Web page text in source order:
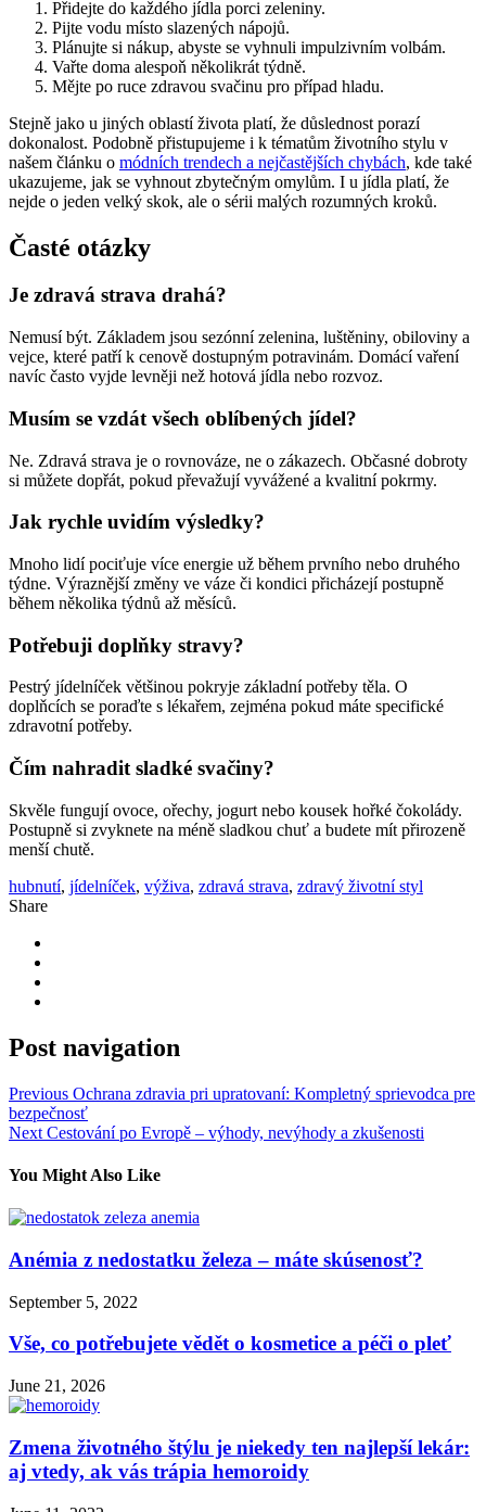
Přidejte do každého jídla porci zeleniny.
Pijte vodu místo slazených nápojů.
Plánujte si nákup, abyste se vyhnuli impulzivním volbám.
Vařte doma alespoň několikrát týdně.
Mějte po ruce zdravou svačinu pro případ hladu.
Stejně jako u jiných oblastí života platí, že důslednost porazí
dokonalost. Podobně přistupujeme i k tématům životního stylu v
našem článku o módních trendech a nejčastějších chybách, kde také
ukazujeme, jak se vyhnout zbytečným omylům. I u jídla platí, že
nejde o jeden velký skok, ale o sérii malých rozumných kroků.
Časté otázky
Je zdravá strava drahá?
Nemusí být. Základem jsou sezónní zelenina, luštěniny, obiloviny a
vejce, které patří k cenově dostupným potravinám. Domácí vaření
navíc často vyjde levněji než hotová jídla nebo rozvoz.
Musím se vzdát všech oblíbených jídel?
Ne. Zdravá strava je o rovnováze, ne o zákazech. Občasné dobroty
si můžete dopřát, pokud převažují vyvážené a kvalitní pokrmy.
Jak rychle uvidím výsledky?
Mnoho lidí pociťuje více energie už během prvního nebo druhého
týdne. Výraznější změny ve váze či kondici přicházejí postupně
během několika týdnů až měsíců.
Potřebuji doplňky stravy?
Pestrý jídelníček většinou pokryje základní potřeby těla. O
doplňcích se poraďte s lékařem, zejména pokud máte specifické
zdravotní potřeby.
Čím nahradit sladké svačiny?
Skvěle fungují ovoce, ořechy, jogurt nebo kousek hořké čokolády.
Postupně si zvyknete na méně sladkou chuť a budete mít přirozeně
menší chutě.
hubnutí, jídelníček, výživa, zdravá strava, zdravý životní styl
Share
Post navigation
Previous Ochrana zdravia pri upratovaní: Kompletný sprievodca pre
bezpečnosť
Next Cestování po Evropě – výhody, nevýhody a zkušenosti
You Might Also Like
Anémia z nedostatku železa – máte skúsenosť?
September 5, 2022
Vše, co potřebujete vědět o kosmetice a péči o pleť
June 21, 2026
Zmena životného štýlu je niekedy ten najlepší lekár:
aj vtedy, ak vás trápia hemoroidy